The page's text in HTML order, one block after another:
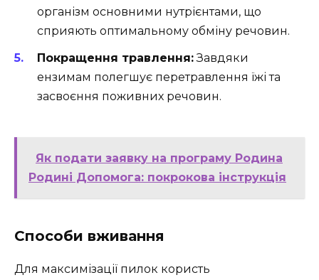
організм основними нутрієнтами, що
сприяють оптимальному обміну речовин.
Покращення травлення:Завдяки
ензимам полегшує перетравлення їжі та
засвоєння поживних речовин.
Як подати заявку на програму Родина
Родині Допомога: покрокова інструкція
Способи вживання
Для максимізації пилок користь